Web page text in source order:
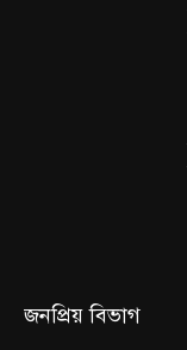
জনপ্রিয় বিভাগ